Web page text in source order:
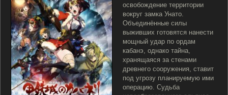
освобождение территории
вокруг замка Унато.
Объединённые силы
выживших готовятся нанести
мощный удар по ордам
кабанэ, однако тайна,
хранящаяся за стенами
древнего сооружения, ставит
под угрозу планируемую ими
операцию. Судьба